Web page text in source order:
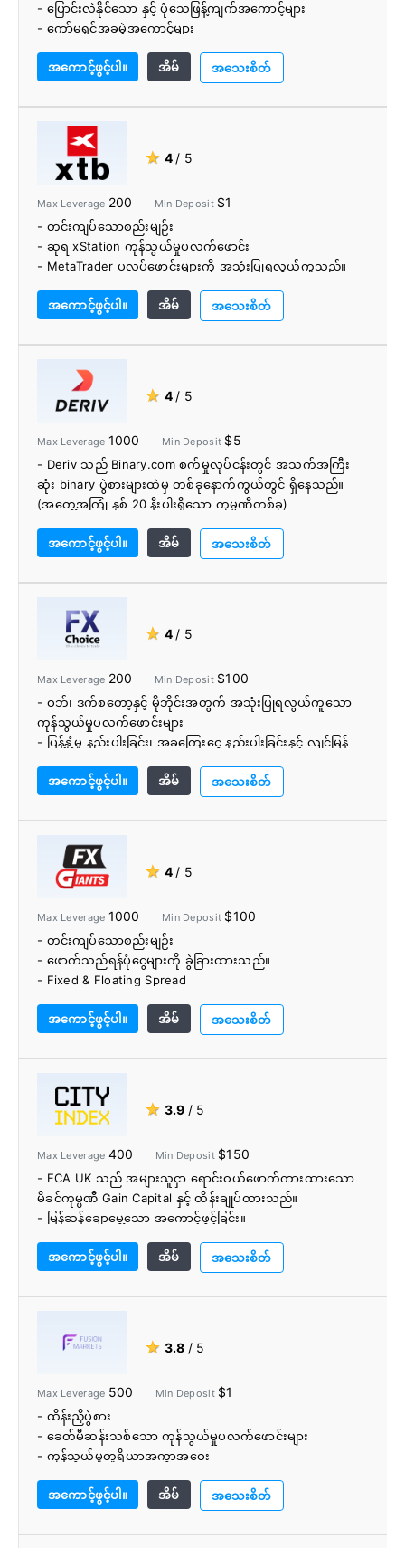
- ပြောင်းလဲနိုင်သော နှင့် ပုံသေဖြန့်ကျက်အကောင့်များ
- ကော်မရှင်အခမဲ့အကောင့်များ
- IronFX သုတေသနအက်ပ်
- ကောင်းသော Forex ငွေကြေးအတွဲများ
- အပ်ငွေ/ငွေထုတ်နည်းများစွာ
- ဖောက်သည်ရန်ပုံငွေများကို ခွဲခြားထားသည်။
- IronFX Crypto လဲလှယ်မှု
- ဖောက်သည်ပံ့ပိုးမှု အထူးကောင်းမွန်သည်။
အကောင့်ဖွင့်ပါ။ အိမ် အသေးစိတ်
★ 4 / 5
Max Leverage 200 Min Deposit $1
- တင်းကျပ်သောစည်းမျဉ်း
- ဆုရ xStation ကုန်သွယ်မှုပလက်ဖောင်း
- MetaTrader ပလပ်ဖောင်းများကို အသုံးပြုရလွယ်ကူသည်။
များနှင့် ရှယ်ယာများ
- တင်းကျပ်သော ပျံ့နှံ့မှုနှင့် လျင်မြန်သော ကုန်သွယ်မှု
အကောင်အထည်ဖော်မှု အရှိန်
- သီးသန့်ကိုယ်ပိုင်အကောင့်မန်နေဂျာ
- ကုန်သွယ်ရေးသင်တန်းကျောင်း
- ခံစားချက်ခွဲခြမ်းစိတ်ဖြာခြင်းနှင့် အခြားအသုံးဝင်သော
ကုန်သွယ်မှုကိရိယာများ
- အနည်းဆုံး $1 အပ်ငွေ
- 24/5 ဖောက်သည်ပံ့ပိုးမှု
အကောင့်ဖွင့်ပါ။ အိမ် အသေးစိတ်
★ 4 / 5
Max Leverage 1000 Min Deposit $5
- Deriv သည် Binary.com စက်မှုလုပ်ငန်းတွင် အသက်အကြီး
ဆုံး binary ပွဲစားများထဲမှ တစ်ခုနောက်ကွယ်တွင် ရှိနေသည်။
(အတွေ့အကြုံ နှစ် 20 နီးပါးရှိသော ကုမ္ပဏီတစ်ခု)
ခန့်ခွဲပါသည်။
- အနိမ့်ဆုံးအပ်ငွေနှင့် ကုန်သွယ်မှုပမာဏ
- သင့်ငွေအားလုံးကို လုံခြုံပြီး လိုင်စင်ရ ငွေရေးကြေးရေးအဖွဲ့
- အပ်ငွေနှင့် ထုတ်ယူခြင်းများသည် လုံးဝအခမဲ့ဖြစ်သည်။
- Deriv ပံ့ပိုးကူညီမှုအဖွဲ့သည် 24/7 ရရှိနိုင်ပါသည်။
အကောင့်ဖွင့်ပါ။ အိမ် အသေးစိတ်
★ 4 / 5
Max Leverage 200 Min Deposit $100
- ဝဘ်၊ ဒက်စတော့နှင့် မိုဘိုင်းအတွက် အသုံးပြုရလွယ်ကူသော
ကုန်သွယ်မှုပလက်ဖောင်းများ
- ပြန့်နှံ့မှု နည်းပါးခြင်း၊ အခကြေးငွေ နည်းပါးခြင်းနှင့် လျင်မြန်
- အကာအကွယ်ပေးခြင်း၊ အခွံခွာခြင်းနှင့် ကျွမ်းကျင်သူအကြံပေး
များ (EAs) ကို ခွင့်ပြုထားသည်။
- လွယ်ကူမြန်ဆန်သော ရန်ပုံငွေရွေးချယ်မှုများအတွက်
ကောင်းမွန်သောရွေးချယ်မှု
- ကော်မရှင်အခမဲ့အကောင့်များ
- အီလက်ထရွန်နစ်ဆက်သွယ်ရေးကွန်ရက် (ECN)
- လျှော့စျေးကော်မရှင်နှင့်ပြန်အမ်းငွေများအတွက် Pips+ ပရို
ဂရမ်
- ငွေကြိုရှင်းလက်ကျန် အာမခံချက်မရှိပါ။
- အခမဲ့ VPS
အကောင့်ဖွင့်ပါ။ အိမ် အသေးစိတ်
★ 4 / 5
Max Leverage 1000 Min Deposit $100
- တင်းကျပ်သောစည်းမျဉ်း
- ဖောက်သည်ရန်ပုံငွေများကို ခွဲခြားထားသည်။
- Fixed & Floating Spread
အစား 7 ခု
- Leverage 1:1000 အထိ ရနိုင်သည်။
- Forex၊ Metals၊ Indices နှင့် Commodities တို့ကို အကျုံးဝင်
- အခမဲ့ MT4 VPS (Virtual Private Server)
- Myfxbook AutoTrade၊ PMAM
အကောင့်ဖွင့်ပါ။ အိမ် အသေးစိတ်
★ 3.9 / 5
Max Leverage 400 Min Deposit $150
- FCA UK သည် အများသူငှာ ရောင်းဝယ်ဖောက်ကားထားသော
မိခင်ကုမ္ပဏီ Gain Capital နှင့် ထိန်းချုပ်ထားသည်။
- မြန်ဆန်ချောမွေ့သော အကောင့်ဖွင့်ခြင်း။
ကောက်ခံခြင်းမရှိပါ။
- ပိုင်ဆိုင်မှုအတန်းအစားများစွာပါဝင်ပြီး ရောင်းဝယ်ရန် တူရိယာ
12,000+
သည်။
- အင်္ဂါရပ်ကြွယ်ဝသော၊ ဝဘ်အခြေပြု မူပိုင်ကုန်သွယ်ပလပ်
- ကျယ်ပြန့်သော ပညာရေးနှင့် သုတေသနကိရိယာများ။
အကောင့်ဖွင့်ပါ။ အိမ် အသေးစိတ်
★ 3.8 / 5
Max Leverage 500 Min Deposit $1
- ထိန်းညှိပွဲစား
- ခေတ်မီဆန်းသစ်သော ကုန်သွယ်မှုပလက်ဖောင်းများ
- ကုန်သွယ်မှုတူရိယာအကွာအဝေး
မြန်နှုန်းများ
- အနည်းဆုံး $1 အပ်ငွေ
အကောင့်ဖွင့်ပါ။ အိမ် အသေးစိတ်